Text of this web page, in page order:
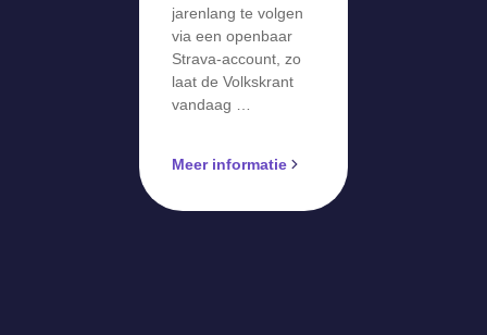
jarenlang te volgen
via een openbaar
Strava-account, zo
laat de Volkskrant
vandaag …
Meer informatie